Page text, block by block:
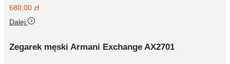
680,00 zł
Dalej
Zegarek męski Armani Exchange AX2701